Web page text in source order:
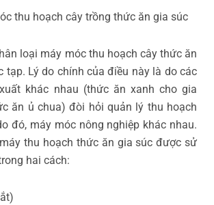
thu hoạch cây trồng thức ăn gia súc
loại máy móc thu hoạch cây thức ăn
tạp. Lý do chính của điều này là do các
khác nhau (thức ăn xanh cho gia
ăn ủ chua) đòi hỏi quản lý thu hoạch
đó, máy móc nông nghiệp khác nhau.
thu hoạch thức ăn gia súc được sử
hai cách: